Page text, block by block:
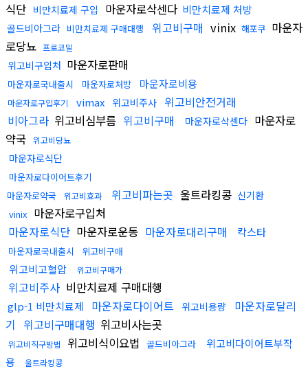
식단 비만치료제 구입 마운자로삭센다 비만치료제 처방
골드비아그라 비만치료제 구매대행 위고비구매 vinix 해포쿠 마운자
로당뇨 프로코밀
위고비구입처 마운자로판매
마운자로국내출시 마운자로처방 마운자로비용
마운자로구입후기 vimax 위고비주사 위고비안전거래
비아그라 위고비심부름 위고비구매 마운자로삭센다 마운자로
약국 위고비당뇨
마운자로식단
마운자로다이어트후기
마운자로약국
위고비효과 위고비파는곳 울트라킹콩 신기환
vinix 마운자로구입처
마운자로식단 마운자로운동 마운자로대리구매 칵스타
마운자로국내출시 위고비구매
위고비고혈압 위고비구매가
위고비주사 비만치료제 구매대행
glp-1 비만치료제 마운자로다이어트 위고비용량
마운자로달리
기 위고비구매대행 위고비사는곳
위고비직구방법 위고비식이요법 골드비아그라
위고비다이어트부작
용
울트라킹콩